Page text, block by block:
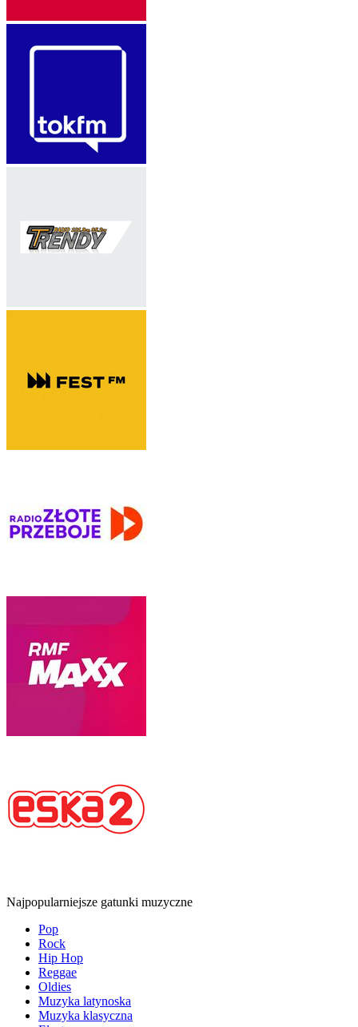
Najpopularniejsze gatunki muzyczne
Pop
Rock
Hip Hop
Reggae
Oldies
Muzyka latynoska
Muzyka klasyczna